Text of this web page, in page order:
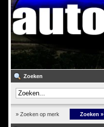
Zoeken
» Zoeken op merk Zoeken »